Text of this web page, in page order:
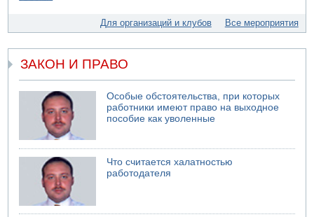
Саудовская Аравия опасается нападения хуситов и
иракских ополченцев
07.08.2026 08:29
В Бат-Яме утонул мужчина
07.08.2026 08:29
Стрельба в школе Таиланда
07.08.2026 06:47
Недалеко от Бейт-Шемеша погиб велосипедист
07.08.2026 06:24
Для организаций и клубов Все мероприятия
ЗАКОН И ПРАВО
Особые обстоятельства, при которых
работники имеют право на выходное
пособие как уволенные
Что считается халатностью
работодателя